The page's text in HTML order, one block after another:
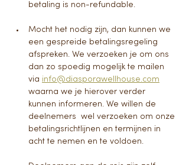
betaling is non-refundable.
Mocht het nodig zijn, dan kunnen we
een gespreide betalingsregeling
afspreken. We verzoeken je om ons
dan zo spoedig mogelijk te mailen
via info@diasporawellhouse.com
waarna we je hierover verder
kunnen informeren. We willen de
deelnemers  wel verzoeken om onze
betalingsrichtlijnen en termijnen in
acht te nemen en te voldoen.